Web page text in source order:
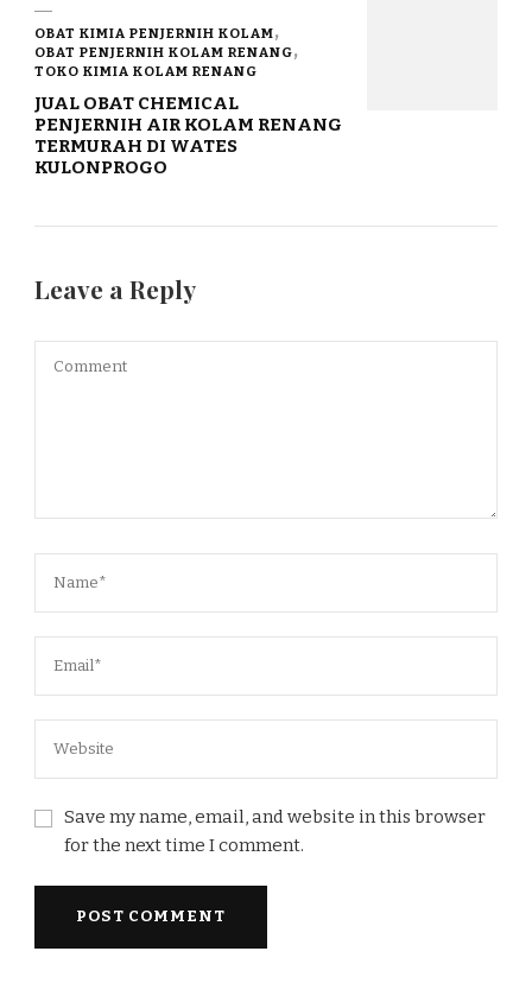
OBAT KIMIA PENJERNIH KOLAM
OBAT PENJERNIH KOLAM RENANG
TOKO KIMIA KOLAM RENANG
JUAL OBAT CHEMICAL
PENJERNIH AIR KOLAM RENANG
TERMURAH DI WATES
KULONPROGO
Leave a Reply
Save my name, email, and website in this browser
for the next time I comment.